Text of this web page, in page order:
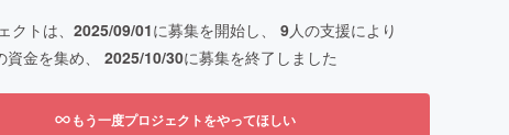
クトは、 2025/09/01に募集を開始し、 9人の支援により
資金を集め、 2025/10/30に募集を終了しました
もう一度プロジェクトをやってほしい